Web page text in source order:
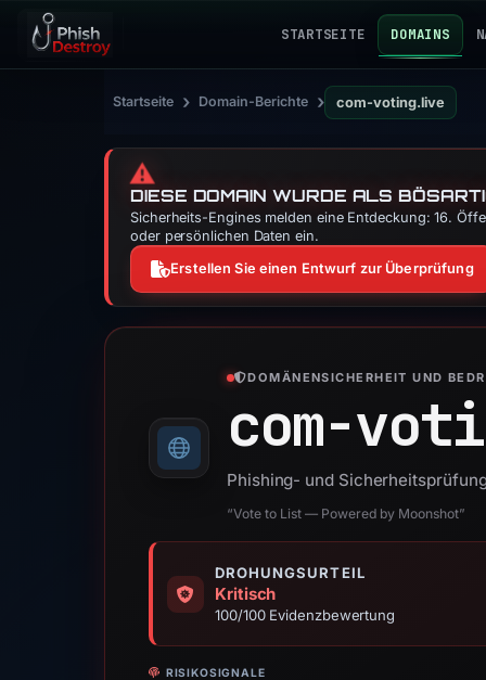
STARTSEITE DOMAINS
Startseite › Domain-Berichte › com-voting.live
⚠️
DIESE DOMAIN WURDE ALS
Sicherheits-Engines melden eine Entdeckung: 16.
oder persönlichen Daten ein.
Erstellen Sie einen Entwurf zur Überprüfung
DOMÄNENSICHERHEIT UND
com-
Phishing- und
“Vote to List — Powered by Moonshot”
DROHUNGSURTEIL
Kritisch
100/100 Evidenzbewertung
RISIKOSIGNALE